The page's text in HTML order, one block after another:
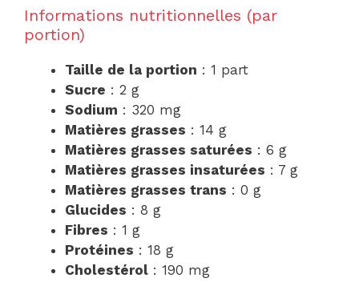
Informations nutritionnelles (par
portion)
Taille de la portion : 1 part
Sucre : 2 g
Sodium : 320 mg
Matières grasses : 14 g
Matières grasses saturées : 6 g
Matières grasses insaturées : 7 g
Matières grasses trans : 0 g
Glucides : 8 g
Fibres : 1 g
Protéines : 18 g
Cholestérol : 190 mg